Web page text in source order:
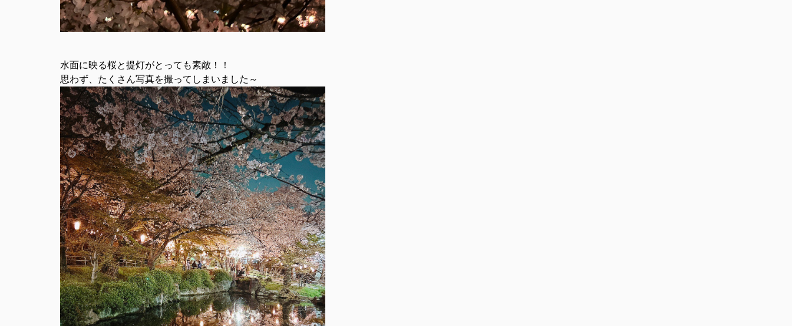
水面に映る桜と提灯がとっても素敵！！
思わず、たくさん写真を撮ってしまいました～